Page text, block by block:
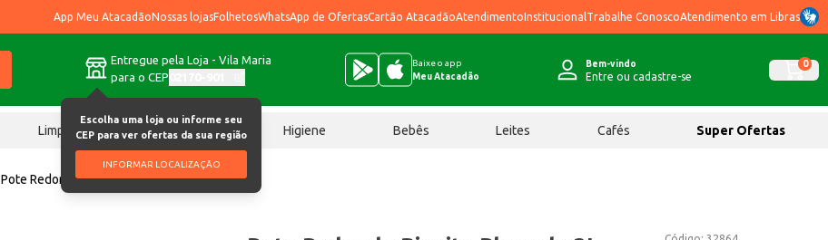
App Meu AtacadãoNossas lojasFolhetosWhatsApp de OfertasCartão AtacadãoAtendimentoInstitucional Trabalhe ConoscoAtendimento em Libras
Entregue pela Loja - Vila Maria
para o CEP
Escolha uma loja ou informe seu
CEP para ver ofertas da sua região
INFORMAR LOCALIZAÇÃO
Baixe o app
Meu Atacadão
Bem-vindo
Entre ou cadastre-se
0
Limpeza Chocolates Higiene Bebês Leites Cafés Super Ofertas
Pote Redondo Biovita Plasvale 3L Ref.: 243 un